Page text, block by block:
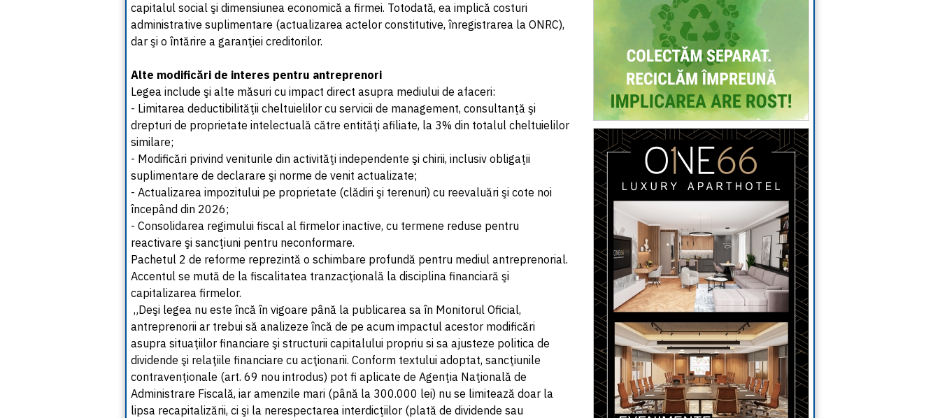
capitalul social şi dimensiunea economică a firmei. Totodată, ea implică costuri
administrative suplimentare (actualizarea actelor constitutive, înregistrarea la ONRC),
dar şi o întărire a garanţiei creditorilor.
Alte modificări de interes pentru antreprenori
Legea include şi alte măsuri cu impact direct asupra mediului de afaceri:
- Limitarea deductibilităţii cheltuielilor cu servicii de management, consultanţă şi
drepturi de proprietate intelectuală către entităţi afiliate, la 3% din totalul cheltuielilor
similare;
- Modificări privind veniturile din activităţi independente şi chirii, inclusiv obligaţii
suplimentare de declarare şi norme de venit actualizate;
- Actualizarea impozitului pe proprietate (clădiri şi terenuri) cu reevaluări şi cote noi
începând din 2026;
- Consolidarea regimului fiscal al firmelor inactive, cu termene reduse pentru
reactivare şi sancţiuni pentru neconformare.
Pachetul 2 de reforme reprezintă o schimbare profundă pentru mediul antreprenorial.
Accentul se mută de la fiscalitatea tranzacţională la disciplina financiară şi
capitalizarea firmelor.
„Deşi legea nu este încă în vigoare până la publicarea sa în Monitorul Oficial,
antreprenorii ar trebui să analizeze încă de pe acum impactul acestor modificări
asupra situaţiilor financiare şi structurii capitalului propriu si sa ajusteze politica de
dividende şi relaţiile financiare cu acţionarii. Conform textului adoptat, sancţiunile
contravenţionale (art. 69 nou introdus) pot fi aplicate de Agenţia Naţională de
Administrare Fiscală, iar amenzile mari (până la 300.000 lei) nu se limitează doar la
lipsa recapitalizării, ci şi la nerespectarea interdicţiilor (plată de dividende sau